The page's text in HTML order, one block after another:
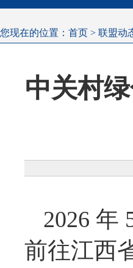
您现在的位置： 首页 > 联盟动
中关村
2026 年
前往江西